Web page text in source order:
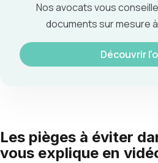
Nos avocats vous
documents sur mesure
Découvrir
Les pièges à éviter
vous explique en